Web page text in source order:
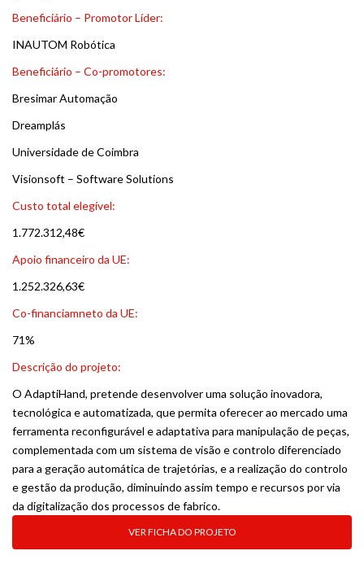
Beneficiário – Promotor Líder:
INAUTOM Robótica
Beneficiário – Co-promotores:
Bresimar Automação
Dreamplás
Universidade de Coimbra
Visionsoft – Software Solutions
Custo total elegível:
1.772.312,48€
Apoio financeiro da UE:
1.252.326,63€
Co-financiamneto da UE:
71%
Descrição do projeto:
O AdaptiHand, pretende desenvolver uma solução inovadora,
tecnológica e automatizada, que permita oferecer ao mercado uma
ferramenta reconfigurável e adaptativa para manipulação de peças,
complementada com um sistema de visão e controlo diferenciado
para a geração automática de trajetórias, e a realização do controlo
e gestão da produção, diminuindo assim tempo e recursos por via
da digitalização dos processos de fabrico.
VER FICHA DO PROJETO